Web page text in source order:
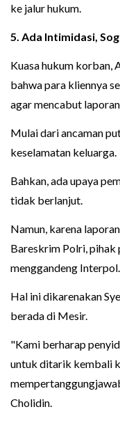
ke jalur hukum.
5. Ada Intimidasi,
Kuasa hukum korban,
bahwa para kliennya
agar mencabut
Mulai dari ancaman
keselamatan keluarga.
Bahkan, ada upaya
tidak berlanjut.
Namun, karena
Bareskrim Polri, pihak
menggandeng Interpol.
Hal ini dikarenakan
berada di Mesir.
"Kami berharap
untuk ditarik kembali
Cholidin.